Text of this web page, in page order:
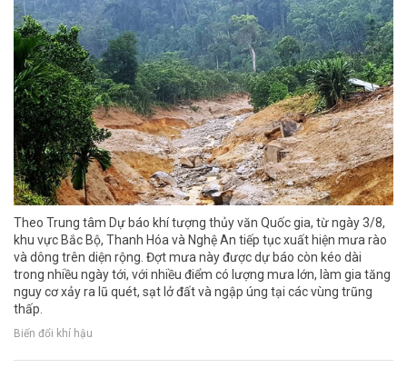
Theo Trung tâm Dự báo khí tượng thủy văn Quốc gia, từ ngày 3/8,
khu vực Bắc Bộ, Thanh Hóa và Nghệ An tiếp tục xuất hiện mưa rào
và dông trên diện rộng. Đợt mưa này được dự báo còn kéo dài
trong nhiều ngày tới, với nhiều điểm có lượng mưa lớn, làm gia tăng
nguy cơ xảy ra lũ quét, sạt lở đất và ngập úng tại các vùng trũng
thấp.
Biến đổi khí hậu